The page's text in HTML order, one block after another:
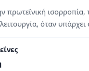
πρωτεϊνική
όταν υπάρχει